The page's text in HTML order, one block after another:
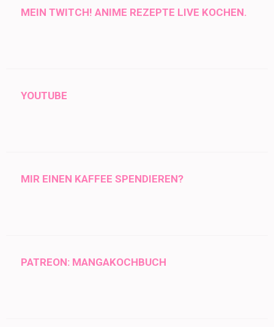
MEIN TWITCH! ANIME REZEPTE LIVE KOCHEN.
YOUTUBE
MIR EINEN KAFFEE SPENDIEREN?
PATREON: MANGAKOCHBUCH